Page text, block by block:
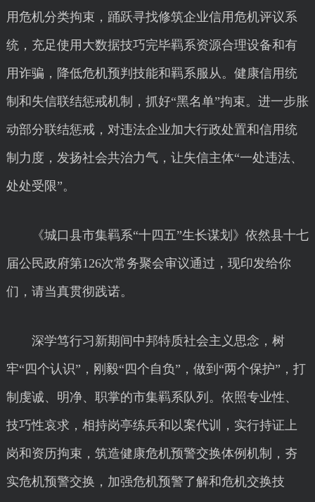
用危机分类拘束，踊跃寻找修筑企业信用危机评议系
统，充足使用大数据技巧完毕羁系资源合理设备和有
用诈骗，降低危机预判技能和羁系服从。健康信用统
制和失信联结惩戒机制，抓好“黑名单”拘束。进一步胀
动部分联结惩戒，对违法企业加大行政处置和信用统
制力度，发扬社会共治力气，让失信主体“一处违法、
处处受限”。
《城口县市集羁系“十四五”生长谋划》依然县十七
届公民政府第126次常务聚会审议通过，现印发给你
们，请当真贯彻践诺。
深学笃行习新期间中邦特质社会主义思念，树
牢“四个认识”，刚毅“四个自负”，做到“两个保护”，打
制虔诚、明净、职掌的市集羁系队列。依照专业性、
技巧性哀求，相持岗亭练兵和以案代训，实行持证上
岗和资历拘束，筑造健康危机预警交换体例机制，夯
实危机预警交换，加强危机预警了解和危机交换技